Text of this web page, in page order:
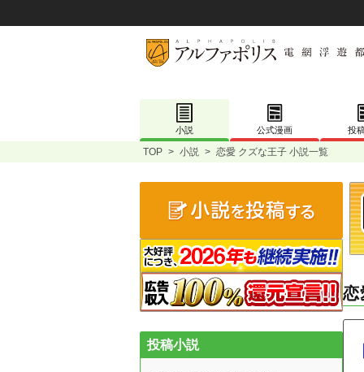
小説 公式漫画 投
TOP > 小説 > 恋愛 クズな王子 小説一覧
恋
投稿小説